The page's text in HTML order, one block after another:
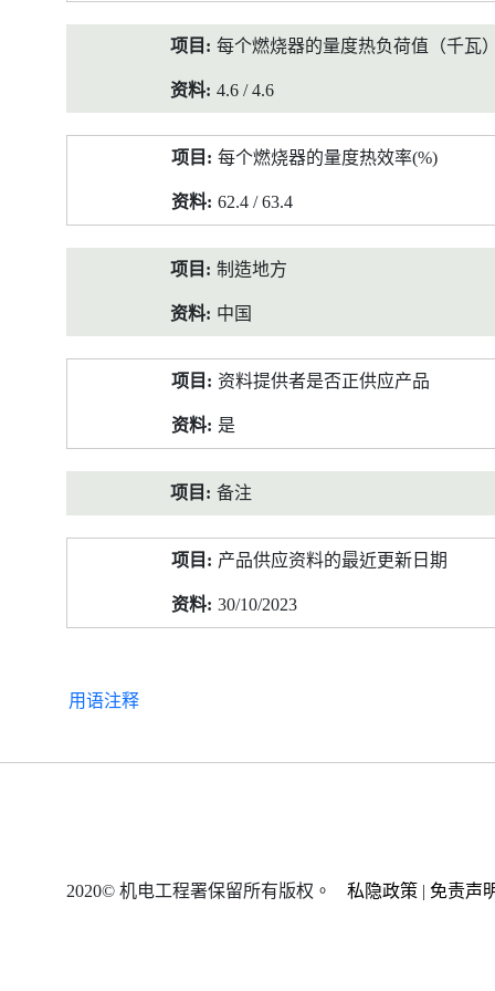
每个燃烧器的量度热负荷值（千瓦
4.6 / 4.6
每个燃烧器的量度热效率(%)
62.4 / 63.4
制造地方
中国
资料提供者是否正供应产品
是
备注
产品供应资料的最近更新日期
30/10/2023
用语注释
2020© 机电工程署保留所有版权。 私隐政策 | 免责声